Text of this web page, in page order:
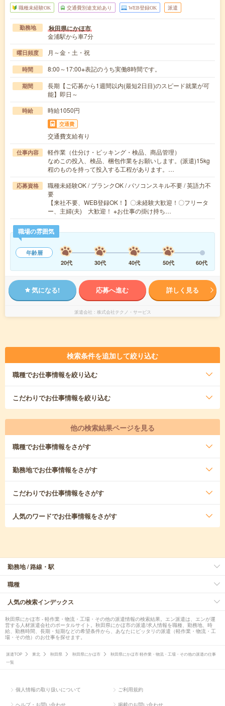
職種未経験OK 交通費別途支給あり WEB登録OK 派遣
勤務地 秋田県にかほ市
金浦駅から車7分
曜日頻度 月～金・土・祝
時間 8:00～17:00※表記のうち実働8時間です。
期間
長期【ご応募から1週間以内(最短2日目)のスピード就業が可
能】即日～
時給 時給1050円
交通費
交通費支給有り
仕事内容
軽作業（仕分け・ピッキング・検品、商品管理）
なめこの投入、検品、梱包作業をお願いします。(派遣)15kg
程のものを持って投入する工程があります。…
応募資格
職種未経験OK / ブランクOK / パソコンスキル不要 / 英語力不
要
【来社不要、WEB登録OK！】〇未経験大歓迎！〇フリータ
ー、主婦(夫) 大歓迎！ ※お仕事の掛け持ち…
職場の雰囲気
年齢層
20代
30代 40代 50代 60代
気になる! 応募へ進む 詳しく見る
派遣会社 株式会社テクノ・サービス
検索条件を追加して絞り込む
職種でお仕事情報を絞り込む
こだわりでお仕事情報を絞り込む
他の検索結果ページを見る
職種でお仕事情報をさがす
勤務地でお仕事情報をさがす
こだわりでお仕事情報をさがす
人気のワードでお仕事情報をさがす
勤務地 / 路線・駅
職種
人気の検索インデックス
秋田県にかほ市 - 軽作業・物流・工場・その他の派遣情報の検索結果。エン派遣は、エンが運
営する人材派遣会社のポータルサイト。秋田県にかほ市の派遣/求人情報を職種、勤務地、時
給、勤務時間、長期・短期などの希望条件から、あなたにピッタリの派遣（軽作業・物流・工
場・その他）のお仕事を探せます。
派遣TOP 東北 秋田県 秋田県にかほ市
秋田県にかほ市 軽作業・物流・工場・その他の派遣の仕事
一覧
個人情報の取り扱いについて ご利用規約
ヘルプ・お問い合わせ 掲載のお問い合わせ